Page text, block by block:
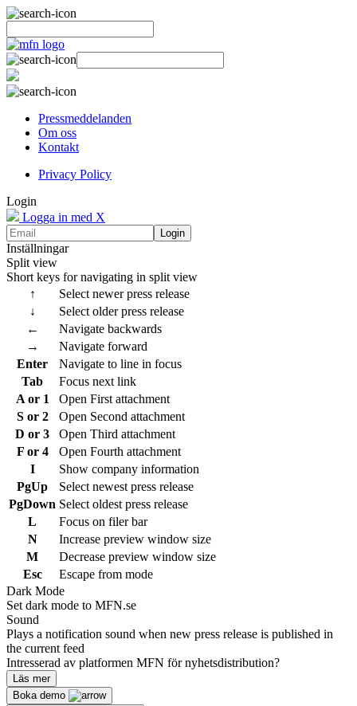
Pressmeddelanden
Om oss
Kontakt
Privacy Policy
Login
Logga in med X
Login
Inställningar
Split view
Short keys for navigating in split view
↑
Select newer press release
↓
Select older press release
←
Navigate backwards
→
Navigate forward
Enter
Navigate to line in focus
Tab
Focus next link
A or 1
Open First attachment
S or 2
Open Second attachment
D or 3
Open Third attachment
F or 4
Open Fourth attachment
I
Show company information
PgUp
Select newest press release
PgDown Select oldest press release
L
Focus on filer bar
N
Increase preview window size
M
Decrease preview window size
Esc
Escape from mode
Dark Mode
Set dark mode to MFN.se
Sound
Plays a notification sound when new press release is published in
the current feed
Intresserad av platformen MFN för nyhetsdistribution?
Läs mer
Boka demo